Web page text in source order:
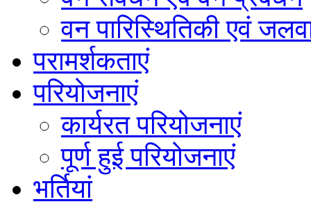
वन पारिस्थितिकी एवं
परामर्शकताएं
परियोजनाएं
कार्यरत परियोजनाएं
पूर्ण हुई परियोजनाएं
भर्तियां